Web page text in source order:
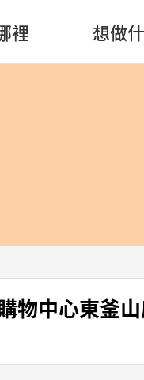
裡 想做
中心東釜